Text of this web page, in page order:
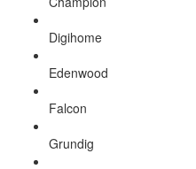
Digihome
Edenwood
Falcon
Grundig